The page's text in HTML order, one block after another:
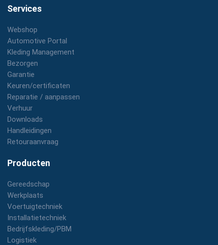
Services
Webshop
Automotive Portal
Kleding Management
Bezorgen
Garantie
Keuren/certificaten
Reparatie / aanpassen
Verhuur
Downloads
Handleidingen
Retouraanvraag
Producten
Gereedschap
Werkplaats
Voertuigtechniek
Installatietechniek
Bedrijfskleding/PBM
Logistiek